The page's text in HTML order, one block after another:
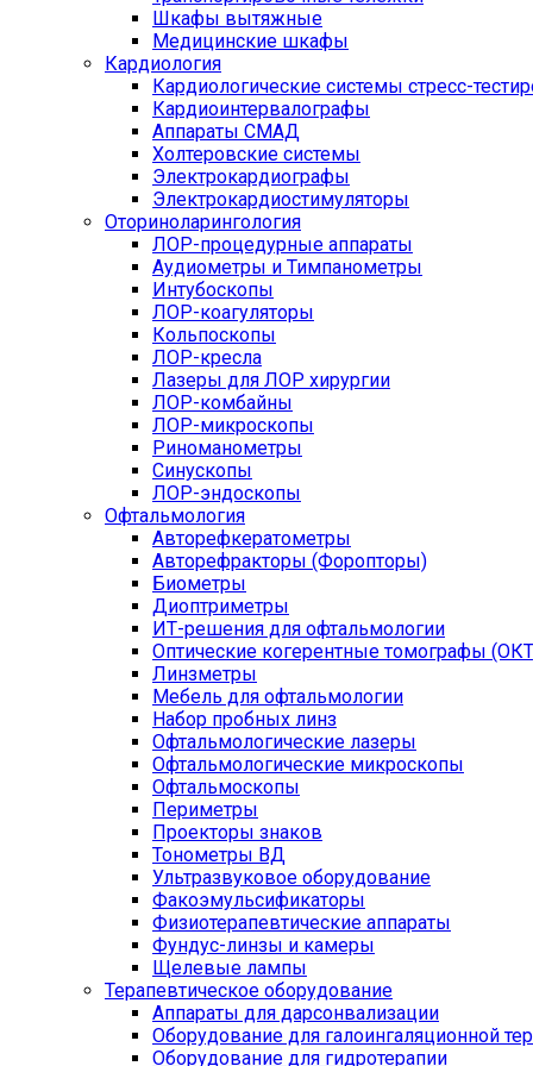
Шкафы вытяжные
Медицинские шкафы
Кардиология
Кардиологические системы стресс-
Кардиоинтервалографы
Аппараты СМАД
Холтеровские системы
Электрокардиографы
Электрокардиостимуляторы
Оториноларингология
ЛОР-процедурные аппараты
Аудиометры и Тимпанометры
Интубоскопы
ЛОР-коагуляторы
Кольпоскопы
ЛОР-кресла
Лазеры для ЛОР хирургии
ЛОР-комбайны
ЛОР-микроскопы
Риноманометры
Синускопы
ЛОР-эндоскопы
Офтальмология
Авторефкератометры
Авторефракторы (Форопторы)
Биометры
Диоптриметры
ИТ-решения для офтальмологии
Оптические когерентные томографы
Линзметры
Мебель для офтальмологии
Набор пробных линз
Офтальмологические лазеры
Офтальмологические микроскопы
Офтальмоскопы
Периметры
Проекторы знаков
Тонометры ВД
Ультразвуковое оборудование
Факоэмульсификаторы
Физиотерапевтические аппараты
Фундус-линзы и камеры
Щелевые лампы
Терапевтическое оборудование
Аппараты для дарсонвализации
Оборудование для галоингаляционной
Оборудование для гидротерапии